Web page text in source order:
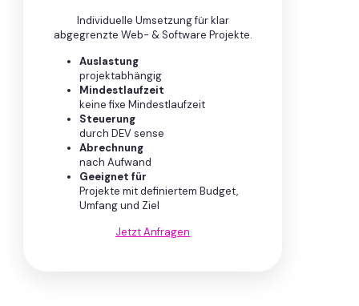
Individuelle Umsetzung für klar
abgegrenzte Web- & Software Projekte.
Auslastung
projektabhängig
Mindestlaufzeit
keine fixe Mindestlaufzeit
Steuerung
durch DEV sense
Abrechnung
nach Aufwand
Geeignet für
Projekte mit definiertem Budget,
Umfang und Ziel
Jetzt Anfragen